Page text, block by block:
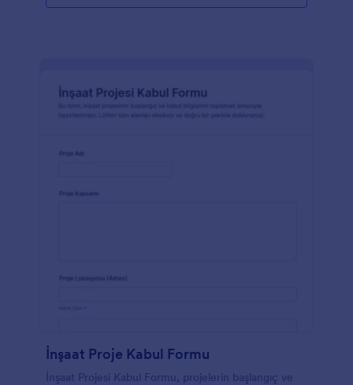
İnşaat Proje Kabul Formu
İnşaat Projesi Kabul Formu, projelerin başlangıç ve